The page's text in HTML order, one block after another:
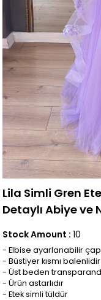
Lila Simli Gren
Detaylı Abiye ve
Stock Amount : 10
- Elbise ayarlanabilir
- Büstiyer kısmı balenlidir
- Üst beden
- Ürün astarlıdır
- Etek simli tüldür